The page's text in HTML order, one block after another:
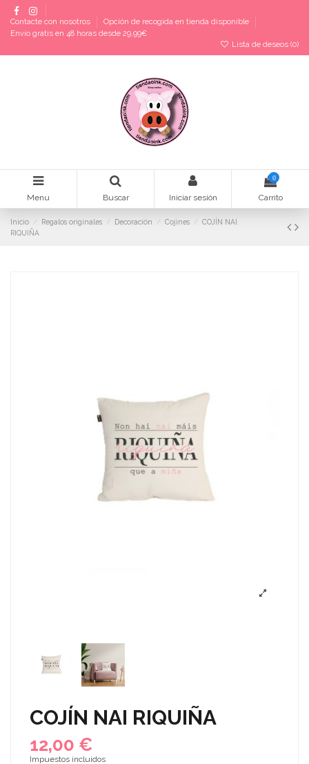
Contacte con nosotros
Opción de recogida en tienda disponible
Envío gratis en 48 horas desde 29,99€
Lista de deseos (0)
Menu Buscar Iniciar sesión
0
Carrito
Inicio Regalos originales Decoración Cojines
COJÍN NAI
RIQUIÑA
COJÍN NAI RIQUIÑA
12,00 €
Impuestos incluidos